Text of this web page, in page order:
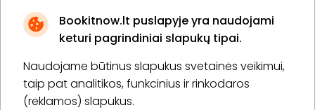
Bookitnow.lt puslapyje yra naudojami
keturi pagrindiniai slapukų tipai.
Naudojame būtinus slapukus svetainės veikimui,
taip pat analitikos, funkcinius ir rinkodaros
(reklamos) slapukus.
* Susipažinau su privatumo politika